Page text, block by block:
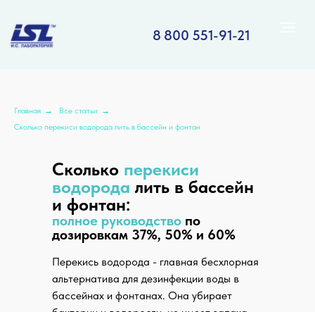
Главная → Все статьи →
Сколько перекиси водорода лить в бассейн и фонтан
Сколько перекиси
водорода лить в бассейн
и фонтан:
Перекись водорода - главная бесхлорная
альтернатива для дезинфекции воды в
бассейнах и фонтанах. Она убирает
полное руководство по
дозировкам 37%, 50% и 60%